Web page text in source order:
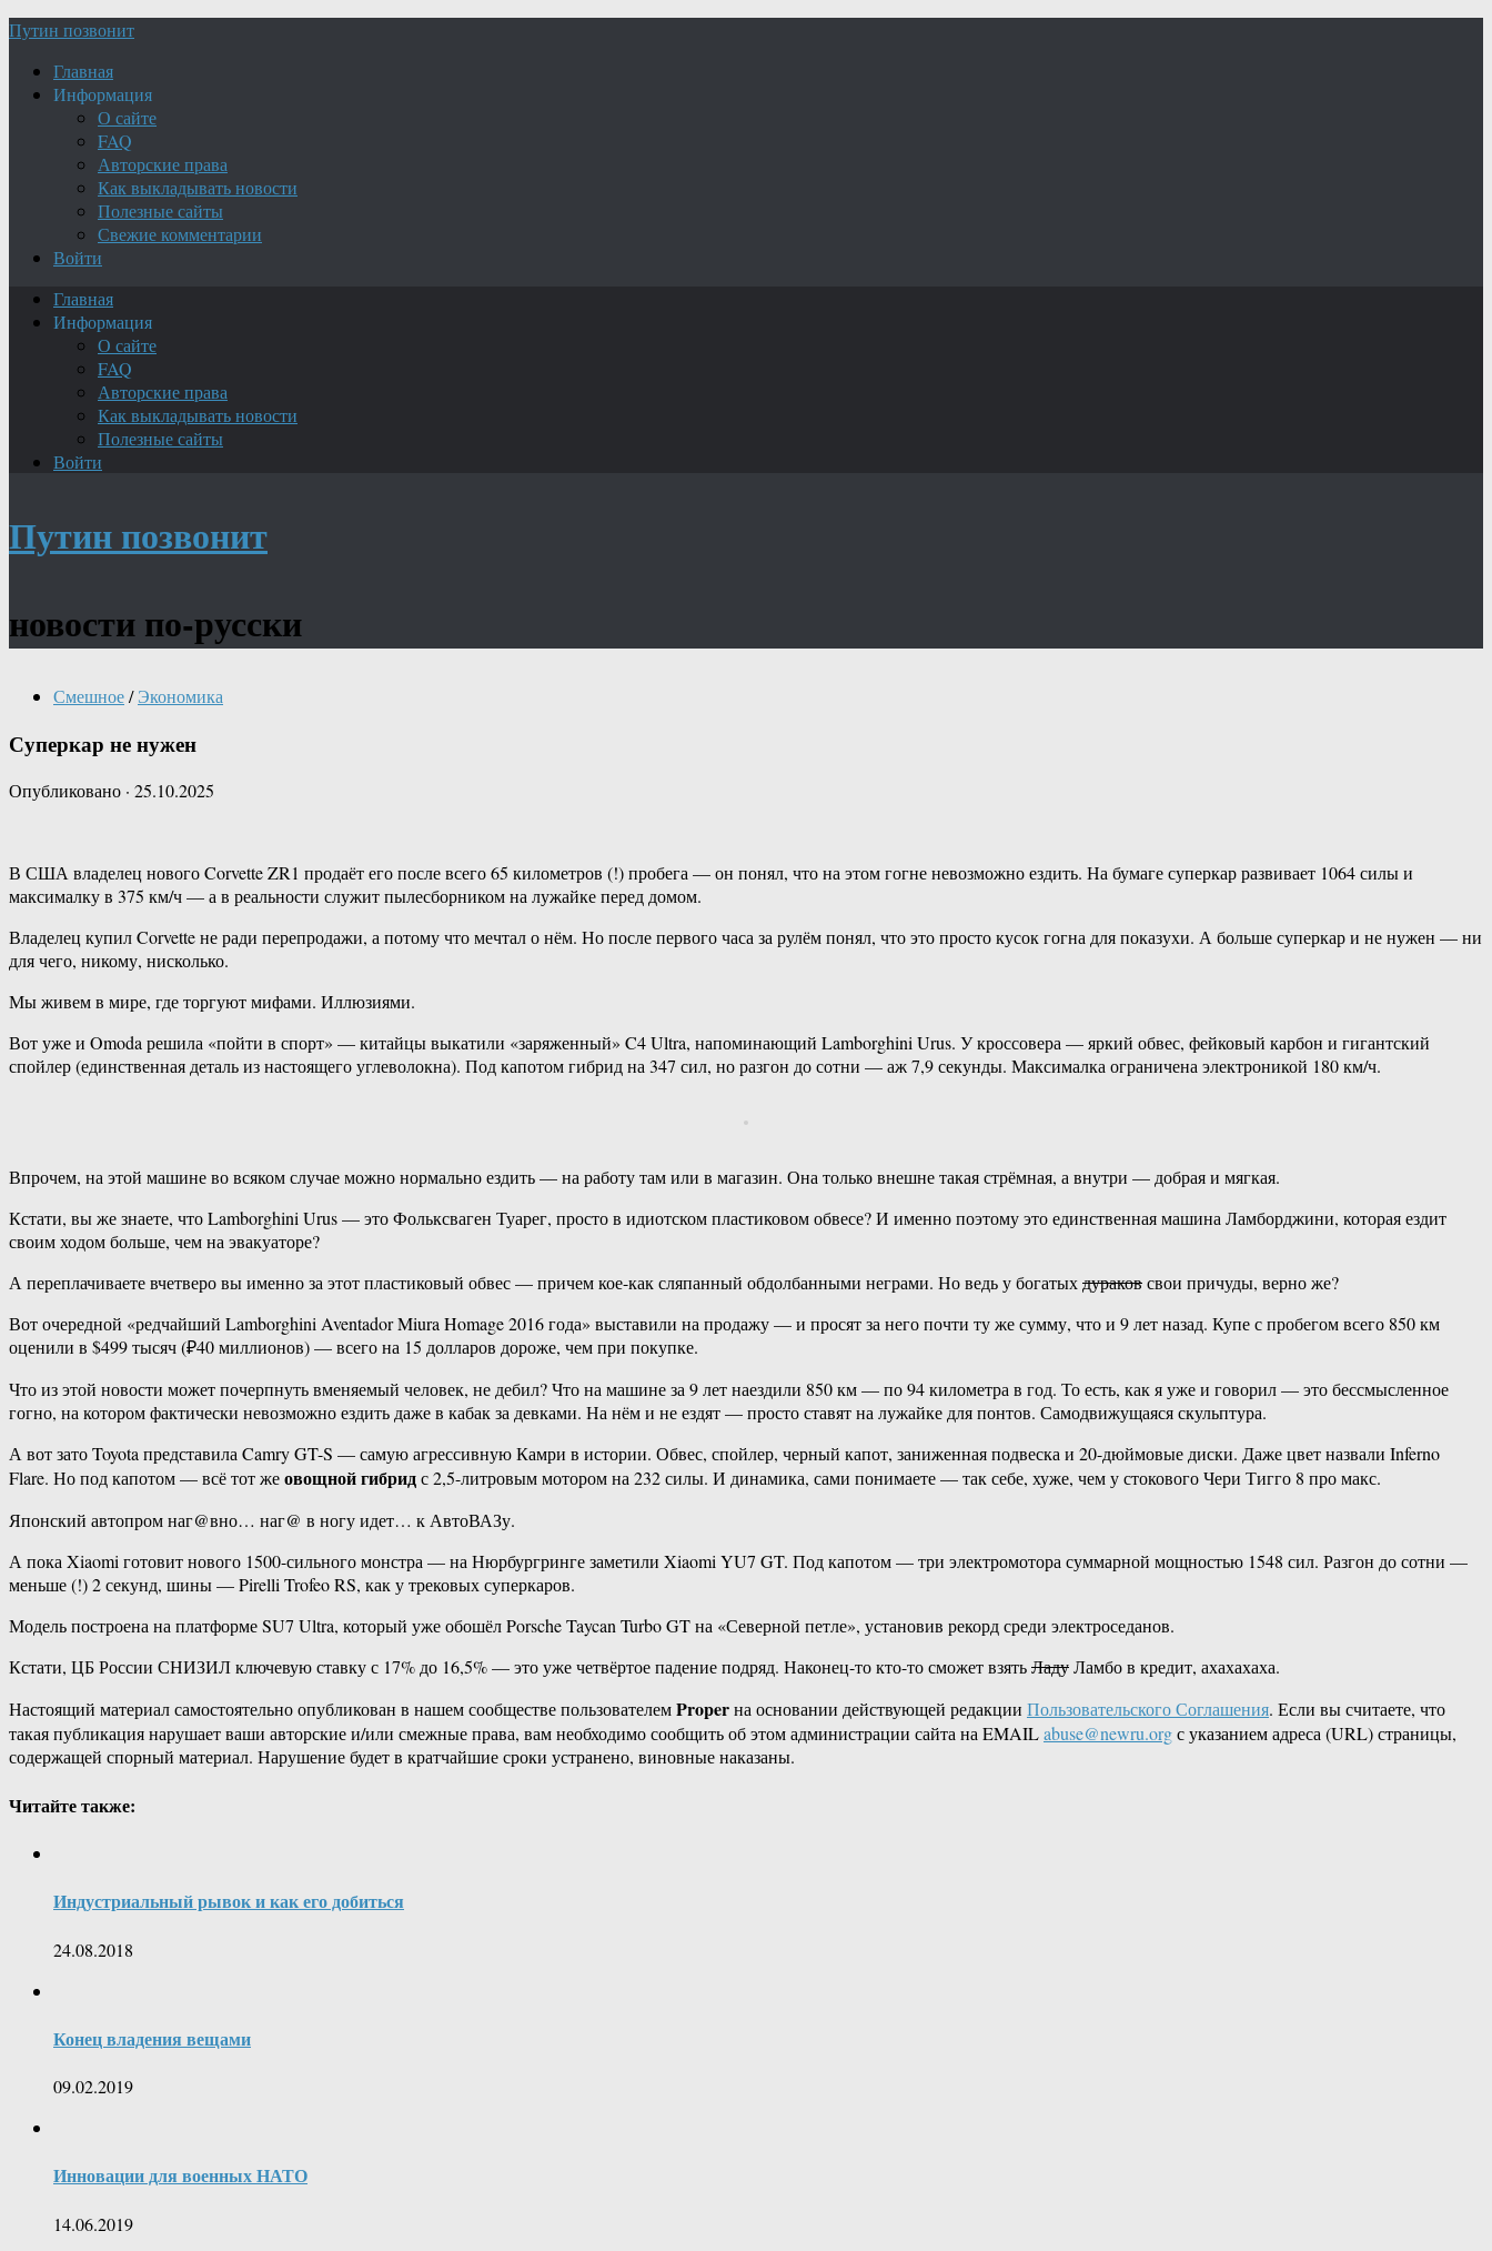
Путин позвонит
Главная
Информация
О сайте
FAQ
Авторские права
Как выкладывать новости
Полезные сайты
Свежие комментарии
Войти
Главная
Информация
О сайте
FAQ
Авторские права
Как выкладывать новости
Полезные сайты
Войти
Путин позвонит
новости по-русски
Смешное/ Экономика
Суперкар не нужен
Опубликовано · 25.10.2025
В США владелец нового Corvette ZR1 продаёт его после всего 65 километров (!) пробега — он понял, что на этом гогне невозможно ездить. На бумаге суперкар развивает 1064 силы и
максималку в 375 км/ч — а в реальности служит пылесборником на лужайке перед домом.
Владелец купил Corvette не ради перепродажи, а потому что мечтал о нём. Но после первого часа за рулём понял, что это просто кусок гогна для показухи. А больше суперкар и не нужен — ни
для чего, никому, нисколько.
Мы живем в мире, где торгуют мифами. Иллюзиями.
Вот уже и Omoda решила «пойти в спорт» — китайцы выкатили «заряженный» C4 Ultra, напоминающий Lamborghini Urus. У кроссовера — яркий обвес, фейковый карбон и гигантский
спойлер (единственная деталь из настоящего углеволокна). Под капотом гибрид на 347 сил, но разгон до сотни — аж 7,9 секунды. Максималка ограничена электроникой 180 км/ч.
Впрочем, на этой машине во всяком случае можно нормально ездить — на работу там или в магазин. Она только внешне такая стрёмная, а внутри — добрая и мягкая.
Кстати, вы же знаете, что Lamborghini Urus — это Фольксваген Туарег, просто в идиотском пластиковом обвесе? И именно поэтому это единственная машина Ламборджини, которая ездит
своим ходом больше, чем на эвакуаторе?
А переплачиваете вчетверо вы именно за этот пластиковый обвес — причем кое-как сляпанный обдолбанными неграми. Но ведь у богатыхдураковсвои причуды, верно же?
Вот очередной «редчайший Lamborghini Aventador Miura Homage 2016 года» выставили на продажу — и просят за него почти ту же сумму, что и 9 лет назад. Купе с пробегом всего 850 км
оценили в $499 тысяч (₽40 миллионов) — всего на 15 долларов дороже, чем при покупке.
Что из этой новости может почерпнуть вменяемый человек, не дебил? Что на машине за 9 лет наездили 850 км — по 94 километра в год. То есть, как я уже и говорил — это бессмысленное
гогно, на котором фактически невозможно ездить даже в кабак за девками. На нём и не ездят — просто ставят на лужайке для понтов. Самодвижущаяся скульптура.
А вот зато Toyota представила Camry GT-S — самую агрессивную Камри в истории. Обвес, спойлер, черный капот, заниженная подвеска и 20-дюймовые диски. Даже цвет назвали Inferno
Flare. Но под капотом — всё тот жеовощной гибридс 2,5-литровым мотором на 232 силы. И динамика, сами понимаете — так себе, хуже, чем у стокового Чери Тигго 8 про макс.
Японский автопром наг@вно… наг@ в ногу идет… к АвтоВАЗу.
А пока Xiaomi готовит нового 1500-сильного монстра — на Нюрбургринге заметили Xiaomi YU7 GT. Под капотом — три электромотора суммарной мощностью 1548 сил. Разгон до сотни —
меньше (!) 2 секунд, шины — Pirelli Trofeo RS, как у трековых суперкаров.
Модель построена на платформе SU7 Ultra, который уже обошёл Porsche Taycan Turbo GT на «Северной петле», установив рекорд среди электроседанов.
Кстати, ЦБ России СНИЗИЛ ключевую ставку с 17% до 16,5% — это уже четвёртое падение подряд. Наконец-то кто-то сможет взятьЛадуЛамбо в кредит, ахахахаха.
Настоящий материал самостоятельно опубликован в нашем сообществе пользователемProperна основании действующей редакции Пользовательского Соглашения. Если вы считаете, что
такая публикация нарушает ваши авторские и/или смежные права, вам необходимо сообщить об этом администрации сайта на EMAILabuse@newru.orgс указанием адреса (URL) страницы,
содержащей спорный материал. Нарушение будет в кратчайшие сроки устранено, виновные наказаны.
Читайте также:
Индустриальный рывок и как его добиться
24.08.2018
Конец владения вещами
09.02.2019
Инновации для военных НАТО
14.06.2019